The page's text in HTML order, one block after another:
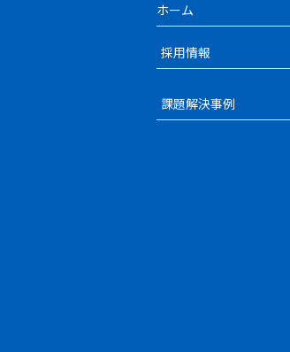
ホーム
採用情報
課題解決事例